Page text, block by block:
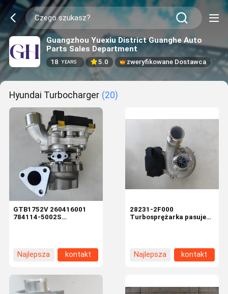
Guangzhou Yuexiu District Guanghe Auto
Parts Sales Department
18 YEARS 5.0 zweryfikowane Dostawca
Hyundai Turbocharger (20)
GTB1752V 260416001
784114-5002S
Najlepsza
kontakt
28231-2F000
Turbosprężarka pasuje
Najlepsza
kontakt